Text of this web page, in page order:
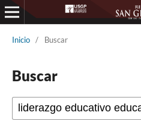
Inicio / Buscar
Buscar